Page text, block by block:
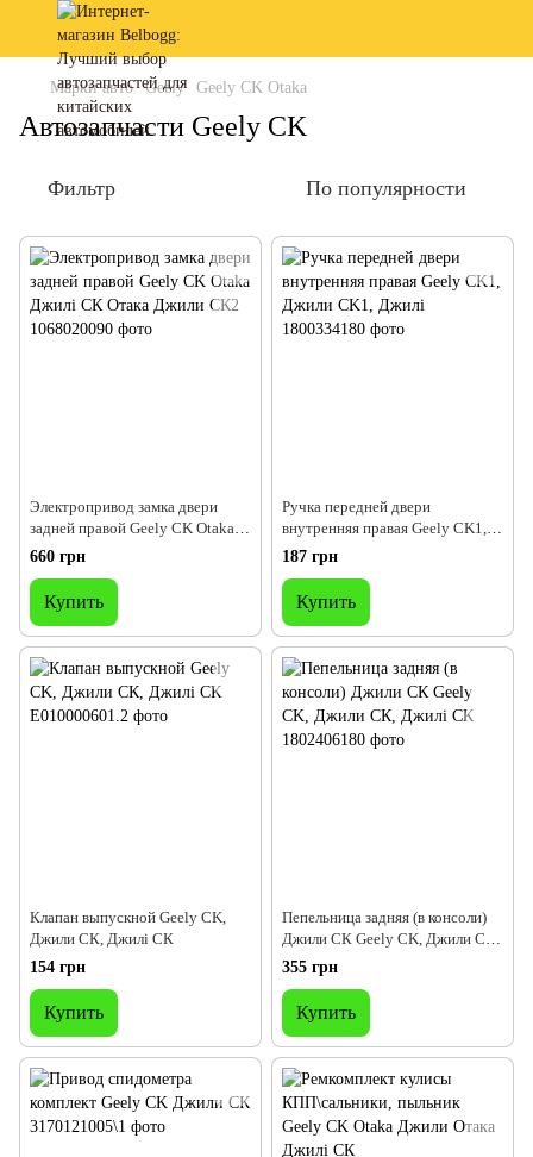
Марки авто Geely Geely CK Otaka
Автозапчасти Geely CK
Фильтр По популярности
Электропривод замка двери
задней правой Geely CK Otaka
Джилі СК Отака Джили СК2
660 грн
Купить
Ручка передней двери
внутренняя правая Geely CK1,
Джили CK1, Джилі
187 грн
Купить
Клапан выпускной Geely CK,
Джили СК, Джилі СК
154 грн
Купить
Пепельница задняя (в консоли)
Джили СК Geely СK, Джили СК,
Джилі СК
355 грн
Купить